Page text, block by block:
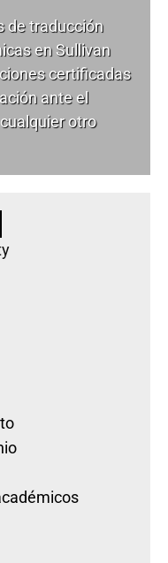
detraducción
en Sullivan
certificadas
ante el
otro